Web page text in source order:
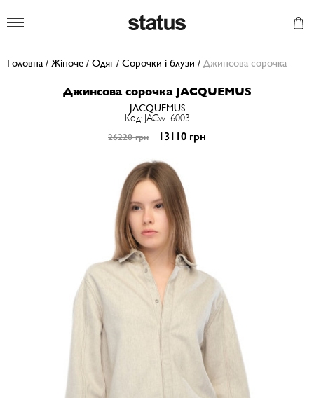
Головна / Жіноче / Одяг/ Сорочки і блузи / Джинсова сорочка
Джинсова сорочка JACQUEMUS
JACQUEMUS
Код: JACw16003
26220 грн 13110 грн